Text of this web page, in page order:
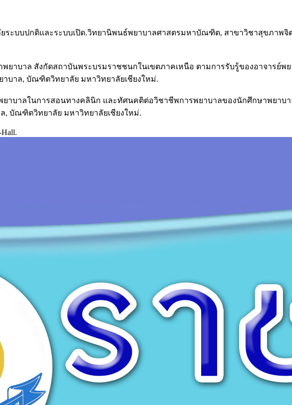
ระบบปกติและระบบเปิด.วิทยานิพนธ์พยาบาลศาสตรมหาบัณฑิต, สาขาวิชาสุขภาพ
ยาบาล สังกัดสถาบันพระบรมราชชนกในเขตภาคเหนือ ตามการรับรู้ของอาจารย์พ
บาล, บัณฑิตวิทยาลัย มหาวิทยาลัยเชียงใหม่.
ยาบาลในการสอนทางคลินิก และทัศนคติต่อวิชาชีพการพยาบาลของนักศึกษาพยาบ
บัณฑิตวิทยาลัย มหาวิทยาลัยเชียงใหม่.
Hall.